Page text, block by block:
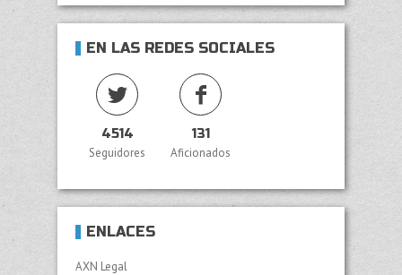
EN LAS REDES SOCIALES
4514
Seguidores
131
Aficionados
ENLACES
AXN Legal